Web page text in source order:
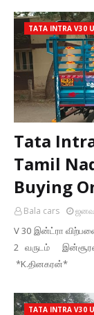
TATA INTRA V30
Tata
Tamil
Buying
Bala cars
V 30 இன்ட்ரா
2 வருடம்
*K.தினகரன்*
TATA INTRA V30